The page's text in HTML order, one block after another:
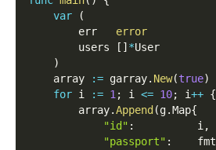
var
(
        err
error
        users
[ ] *User
)
    array
:= garray. New(true)
for i := 1; i <= 10; i++ {
        array
.Append (g.Map{
"id" :
          i
,
"passport" :
    fmt